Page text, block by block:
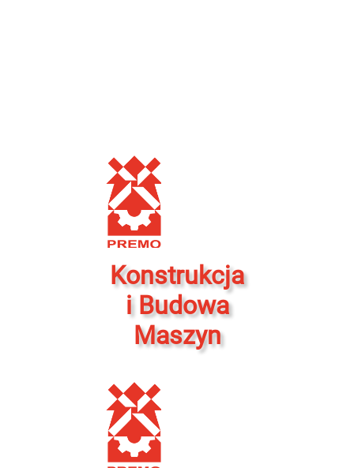
Konstrukcja
i Budowa
Maszyn